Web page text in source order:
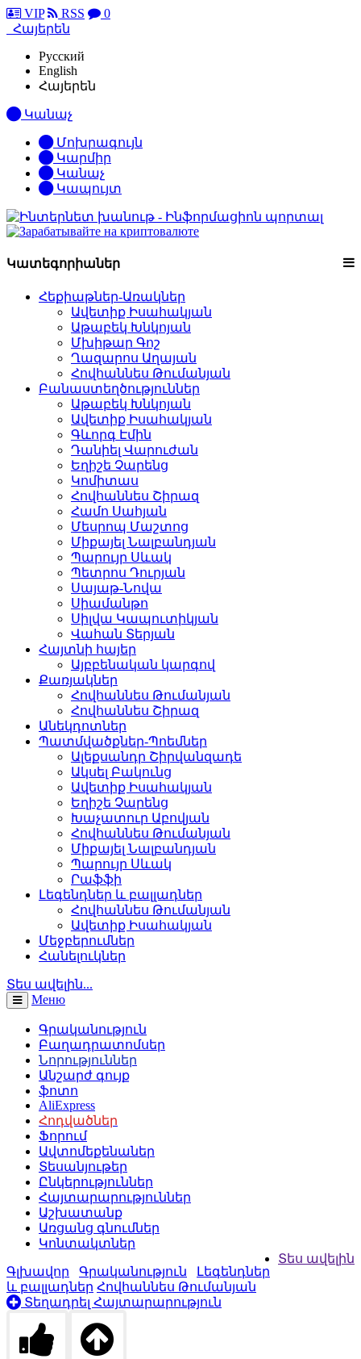
VIP RSS
0
Հայերեն
Русский
English
Հայերեն
Կանաչ
Մոխրագույն
Կարմիր
Կանաչ
Կապույտ
Կատեգորիաներ
Հեքիաթներ-Առակներ
Ավետիք Իսահակյան
Աթաբեկ Խնկոյան
Մխիթար Գոշ
Ղազարոս Աղայան
Հովհաննես Թումանյան
Բանաստեղծություններ
Աթաբեկ Խնկոյան
Ավետիք Իսահակյան
Գևորգ Էմին
Դանիել Վարուժան
Եղիշե Չարենց
Կոմիտաս
Հովհաննես Շիրազ
Համո Սահյան
Մեսրոպ Մաշտոց
Միքայել Նալբանդյան
Պարույր Սևակ
Պետրոս Դուրյան
Սայաթ-Նովա
Սիամանթո
Սիլվա Կապուտիկյան
Վահան Տերյան
Հայտնի հայեր
Այբբենական կարգով
Քառյակներ
Հովհաննես Թումանյան
Հովհաննես Շիրազ
Անեկդոտներ
Պատմվածքներ-Պոեմներ
Ալեքսանդր Շիրվանզադե
Ակսել Բակունց
Ավետիք Իսահակյան
Եղիշե Չարենց
Խաչատուր Աբովյան
Հովհաննես Թումանյան
Միքայել Նալբանդյան
Պարույր Սևակ
Րաֆֆի
Լեգենդներ և բալլադներ
Հովհաննես Թումանյան
Ավետիք Իսահակյան
Մեջբերումներ
Հանելուկներ
Տես ավելին...
Меню
Գրականություն
Բաղադրատոմսեր
Նորություններ
Անշարժ գույք
ֆոտո
AliExpress
Հոդվածներ
Ֆորում
Ավտոմեքենաներ
Տեսանյութեր
Ընկերություններ
Հայտարարություններ
Աշխատանք
Առցանց գնումներ
Կոնտակտներ
Տես ավելին
Գլխավոր
Գրականություն
Լեգենդներ
և բալլադներ Հովհաննես Թումանյան
Տեղադրել Հայտարարություն